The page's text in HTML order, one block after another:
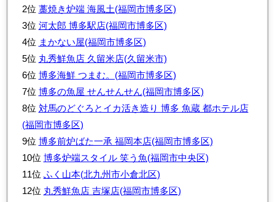
2位 藁焼き炉端 海風土(福岡市博多区)
3位 河太郎 博多駅店(福岡市博多区)
4位 まかない屋(福岡市博多区)
5位 丸秀鮮魚店 久留米店(久留米市)
6位 博多海鮮 つまむ。(福岡市博多区)
7位 博多の魚屋 せんせんせん(福岡市博多区)
8位 対馬のどぐろとイカ活き造り 博多 魚蔵 都ホテル店
(福岡市博多区)
9位 博多前炉ばた一承 福岡本店(福岡市博多区)
10位 博多炉端スタイル 笑う魚(福岡市中央区)
11位 ふく山本(北九州市小倉北区)
12位 丸秀鮮魚店 吉塚店(福岡市博多区)